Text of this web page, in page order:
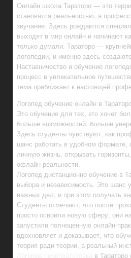
Онлайн школа Тараторо — это
становятся реальностью, а
звучание. Здесь рождаются
выходят в мир онлайн и начинают
только думали. Тараторо —
логопедии, и именно здесь
Наставничество и обучение
процесс в увлекательное
тема приближает к настоящей
Логопед обучение онлайн в
Это обучение для тех, кто хочет
больше возможностей, больше
Здесь студенты чувствуют, как
шанс работать в удобном формате,
личную жизнь, открывать
офлайн-реальности.
Логопед дистанционно обучение в
выбора и независимость. Это шанс
важных дел, и при этом получать
Студенты отмечают, что после
просто освоили новую сферу, они
запустили полноценную онлайн-
вдохновляет и доказывает, что
теория ради теории, а реальный
в Тараторо